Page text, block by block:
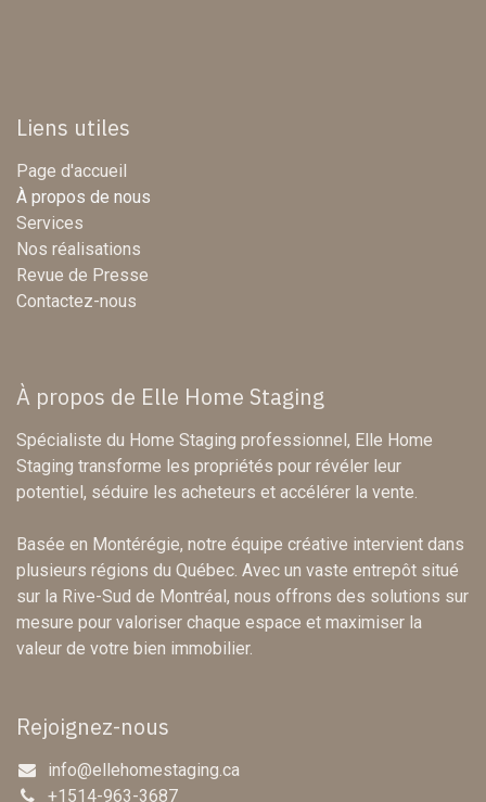
Liens utiles
Page d'accueil
À propos de nous
Services
Nos réalisations
Revue de Presse
Contactez-nous
À propos de Elle Home Staging
Spécialiste du Home Staging professionnel, Elle Home
Staging transforme les propriétés pour révéler leur
potentiel, séduire les acheteurs et accélérer la vente.
Basée en Montérégie, notre équipe créative intervient dans
plusieurs régions du Québec. Avec un vaste entrepôt situé
sur la Rive-Sud de Montréal, nous offrons des solutions sur
mesure pour valoriser chaque espace et maximiser la
valeur de votre bien immobilier.
Rejoignez-nous
info@ellehomestaging.ca
+1514-963-3687